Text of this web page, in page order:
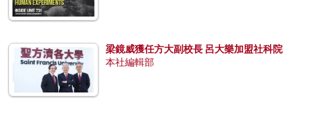
梁鏡威獲任方大副校長 呂大樂加盟社科院
本社編輯部